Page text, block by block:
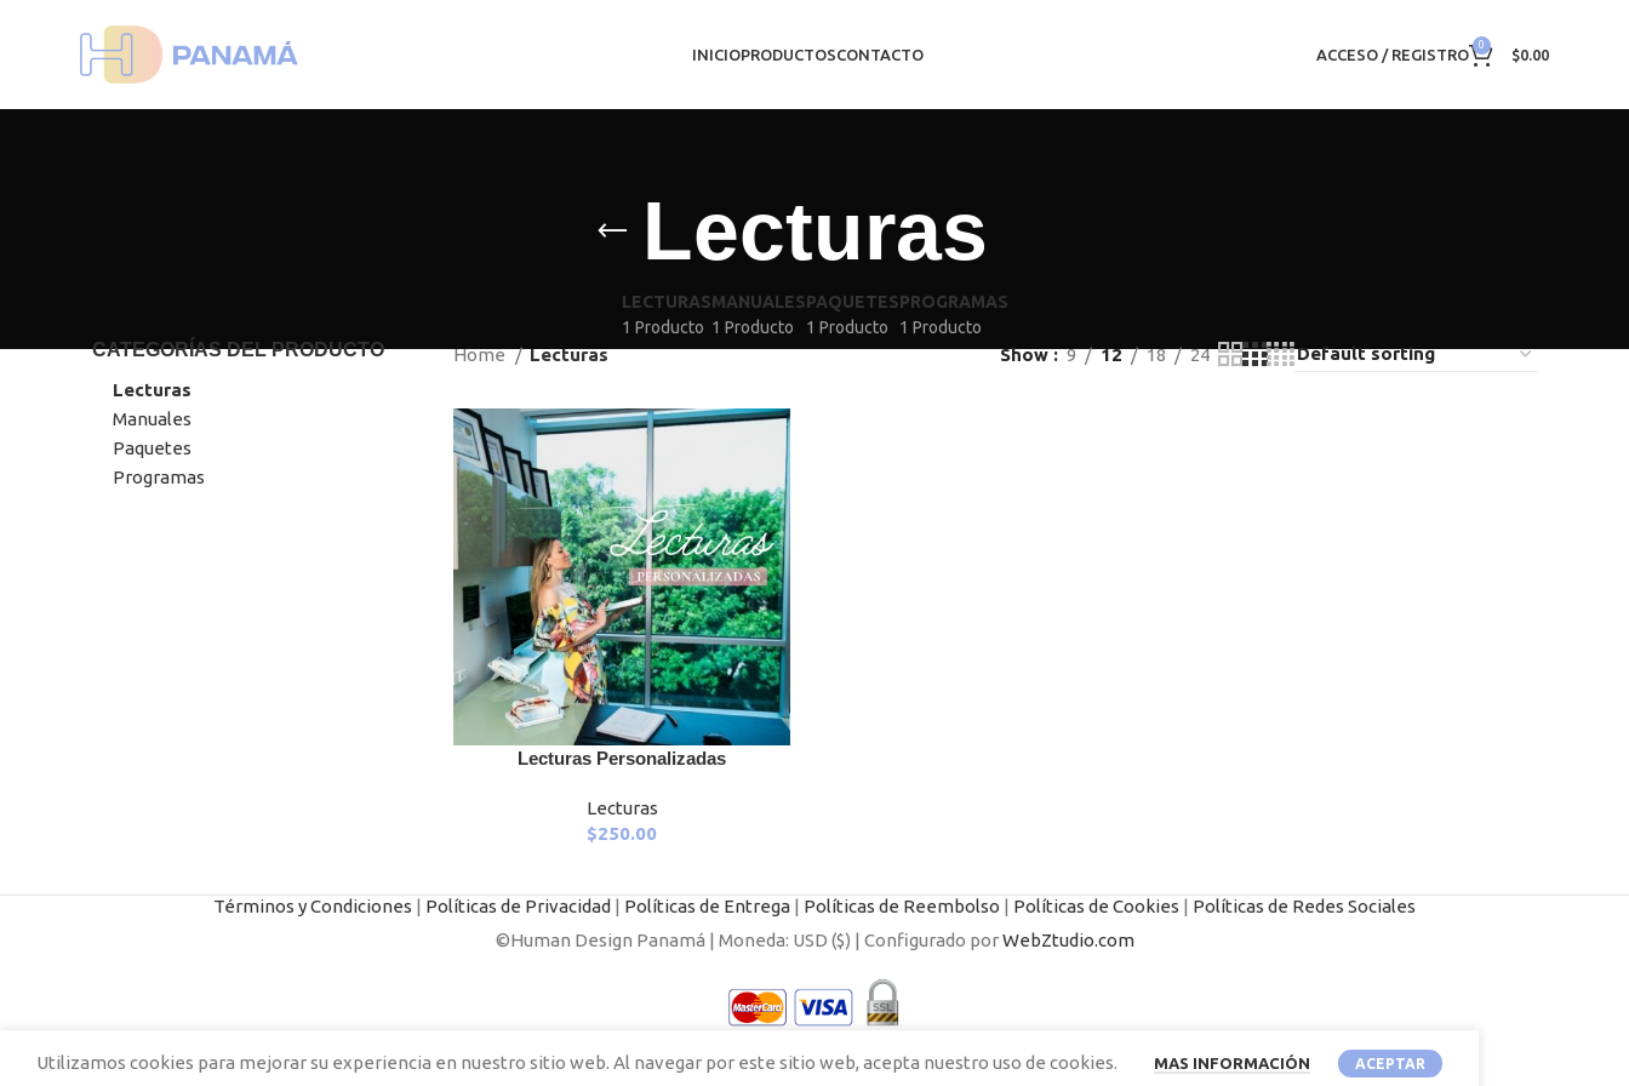
INICIOPRODUCTOSCONTACTO ACCESO / REGISTRO
0
$0.00
Lecturas
LECTURAS
1 Producto
MANUALES
1 Producto
PAQUETES
1 Producto
PROGRAMAS
1 Producto
CATEGORÍAS DEL PRODUCTO
Lecturas
Manuales
Paquetes
Programas
Home Lecturas Show 9 12 18 24
ADD TO CARTLecturas Personalizadas
Lecturas
$250.00
Términos y Condiciones | Políticas de Privacidad | Políticas de Entrega | Políticas de Reembolso | Políticas de Cookies | Políticas de Redes Sociales
©Human Design Panamá | Moneda: USD ($) | Configurado porWebZtudio.com
Utilizamos cookies para mejorar su experiencia en nuestro sitio web. Al navegar por este sitio web, acepta nuestro uso de cookies. MAS INFORMACIÓN ACEPTAR